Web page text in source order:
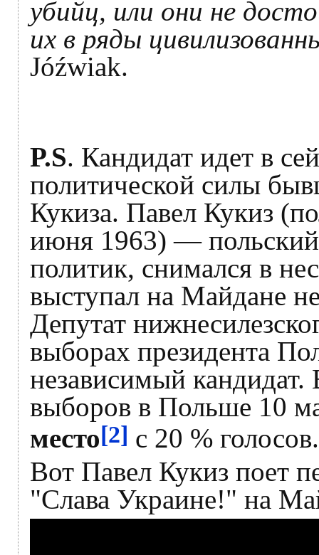
убийц, или они не
их в ряды
Jóźwiak.
P.S. Кандидат идет в
политической силы
Кукиза. Павел Кукиз
июня 1963) — польский
политик, снимался в
выступал на Майдане
Депутат
выборах президента
независимый кандидат.
выборов в Польше 10
место[2] с 20 % голосов.
Вот Павел Кукиз поет
"Слава Украине!" на